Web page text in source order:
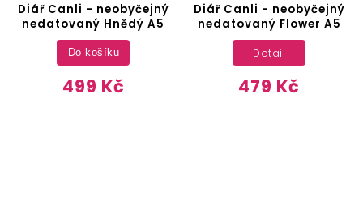
Diář Canli - neobyčejný
nedatovaný Hnědý A5
499 Kč
Do košíku
Diář Canli - neobyčejný
nedatovaný Flower A5
479 Kč
Detail